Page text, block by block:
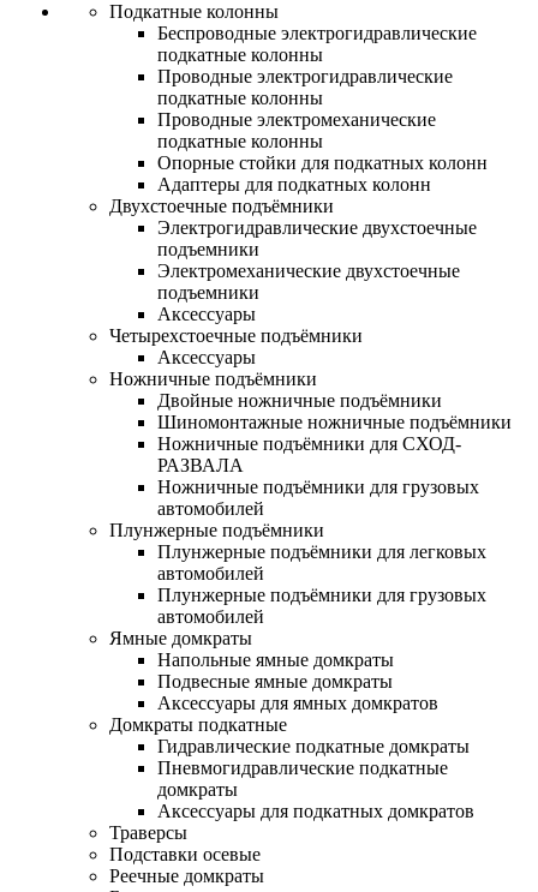
Подкатные колонны
Беспроводные электрогидравлические
подкатные колонны
Проводные электрогидравлические
подкатные колонны
Проводные электромеханические
подкатные колонны
Опорные стойки для подкатных колонн
Адаптеры для подкатных колонн
Двухстоечные подъёмники
Электрогидравлические двухстоечные
подъемники
Электромеханические двухстоечные
подъемники
Аксессуары
Четырехстоечные подъёмники
Аксессуары
Ножничные подъёмники
Двойные ножничные подъёмники
Шиномонтажные ножничные подъёмники
Ножничные подъёмники для СХОД-
РАЗВАЛА
Ножничные подъёмники для грузовых
автомобилей
Плунжерные подъёмники
Плунжерные подъёмники для легковых
автомобилей
Плунжерные подъёмники для грузовых
автомобилей
Ямные домкраты
Напольные ямные домкраты
Подвесные ямные домкраты
Аксессуары для ямных домкратов
Домкраты подкатные
Гидравлические подкатные домкраты
Пневмогидравлические подкатные
домкраты
Аксессуары для подкатных домкратов
Траверсы
Подставки осевые
Реечные домкраты